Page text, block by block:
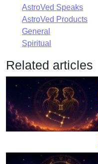
AstroVed Speaks
AstroVed Products
General
Spiritual
Related articles